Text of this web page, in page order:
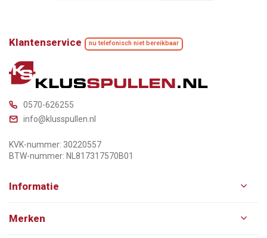
Klantenservice nu telefonisch niet bereikbaar
0570-626255
info@klusspullen.nl
KVK-nummer: 30220557
BTW-nummer: NL817317570B01
Informatie
Merken